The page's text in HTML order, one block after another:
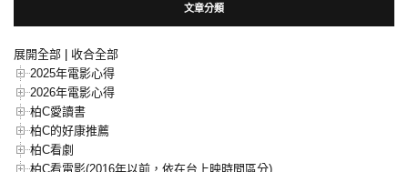
文章分類
展開全部 | 收合全部
2025年電影心得
2026年電影心得
柏C愛讀書
柏C的好康推薦
柏C看劇
柏C看電影(2016年以前，依在台上映時間區分)